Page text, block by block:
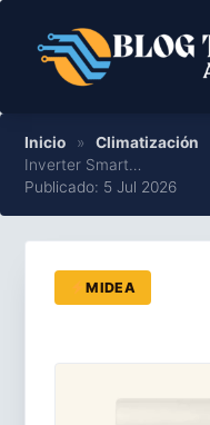
contenido
Inicio » Climatización
Inverter Smart…
Publicado: 5 Jul 2026
MIDEA